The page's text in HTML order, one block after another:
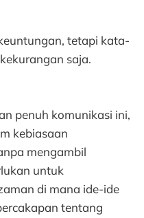
tetapi kata-
saja.
penuh komunikasi ini,
kebiasaan
mengambil
untuk
di mana ide-ide
tentang